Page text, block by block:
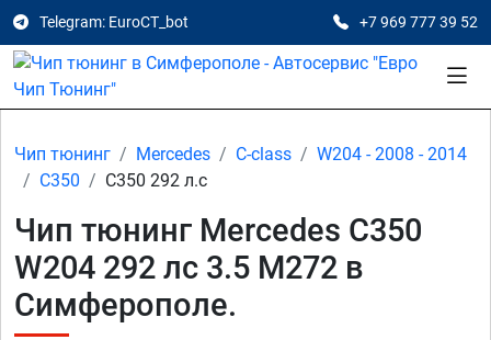
Telegram: EuroCT_bot +7 969 777 39 52
Чип тюнинг Mercedes C-class
W204 - 2008 - 2014
C350
C350 292 л.с
Чип тюнинг Mercedes C350
W204 292 лс 3.5 M272 в
Симферополе.